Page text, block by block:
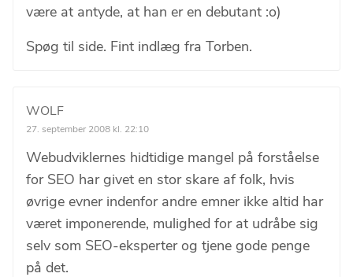
være at antyde, at han er en debutant :o)
Spøg til side. Fint indlæg fra Torben.
WOLF
27. september 2008 kl. 22:10
Webudviklernes hidtidige mangel på forståelse
for SEO har givet en stor skare af folk, hvis
øvrige evner indenfor andre emner ikke altid har
været imponerende, mulighed for at udråbe sig
selv som SEO-eksperter og tjene gode penge
på det.